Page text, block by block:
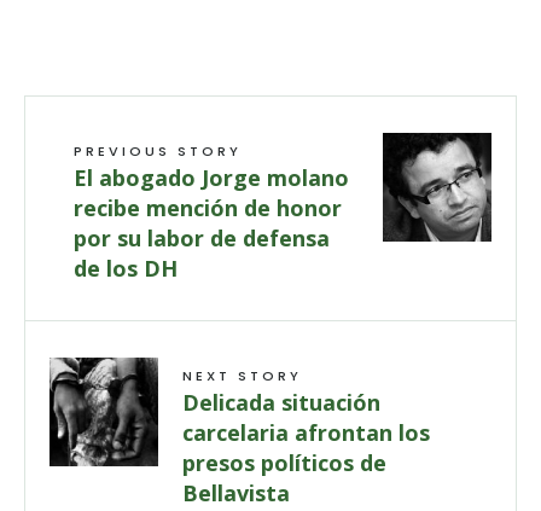
PREVIOUS STORY
El abogado Jorge molano
recibe mención de honor
por su labor de defensa
de los DH
NEXT STORY
Delicada situación
carcelaria afrontan los
presos políticos de
Bellavista